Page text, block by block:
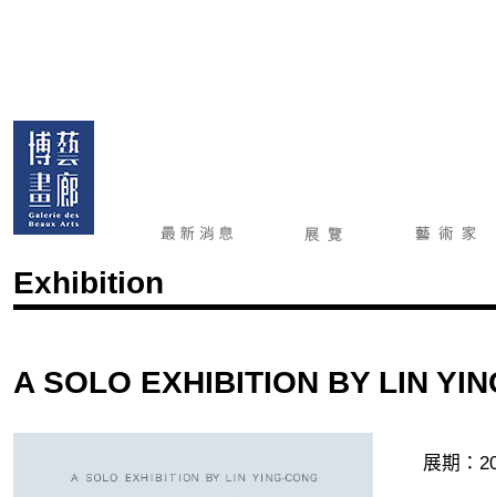
Exhibition
A SOLO EXHIBITION BY LIN
展期：